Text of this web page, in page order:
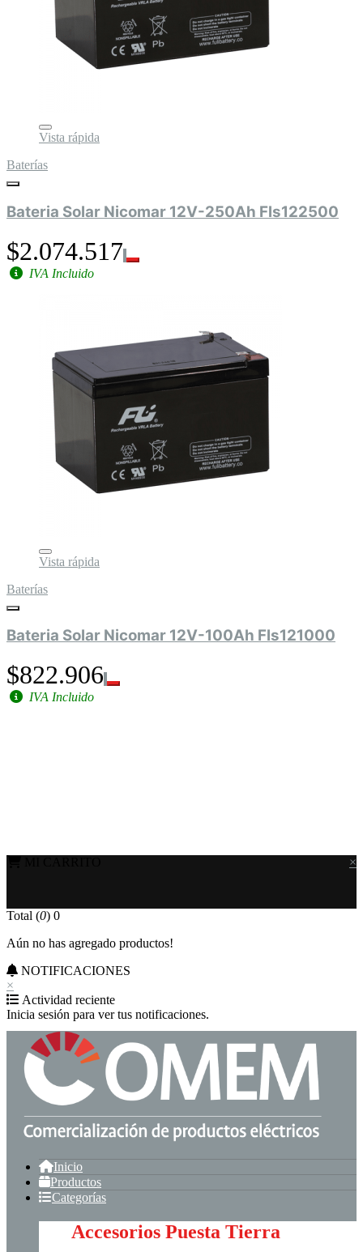
Vista rápida
Baterías
Bateria Solar Nicomar 12V-250Ah Fls122500
$2.074.517
IVA Incluido
Vista rápida
Baterías
Bateria Solar Nicomar 12V-100Ah Fls121000
$822.906
IVA Incluido
×
Total (0) 0
Aún no has agregado productos!
NOTIFICACIONES
×
Actividad reciente
Inicia sesión para ver tus notificaciones.
Inicio
Productos
Categorías
Accesorios Puesta Tierra